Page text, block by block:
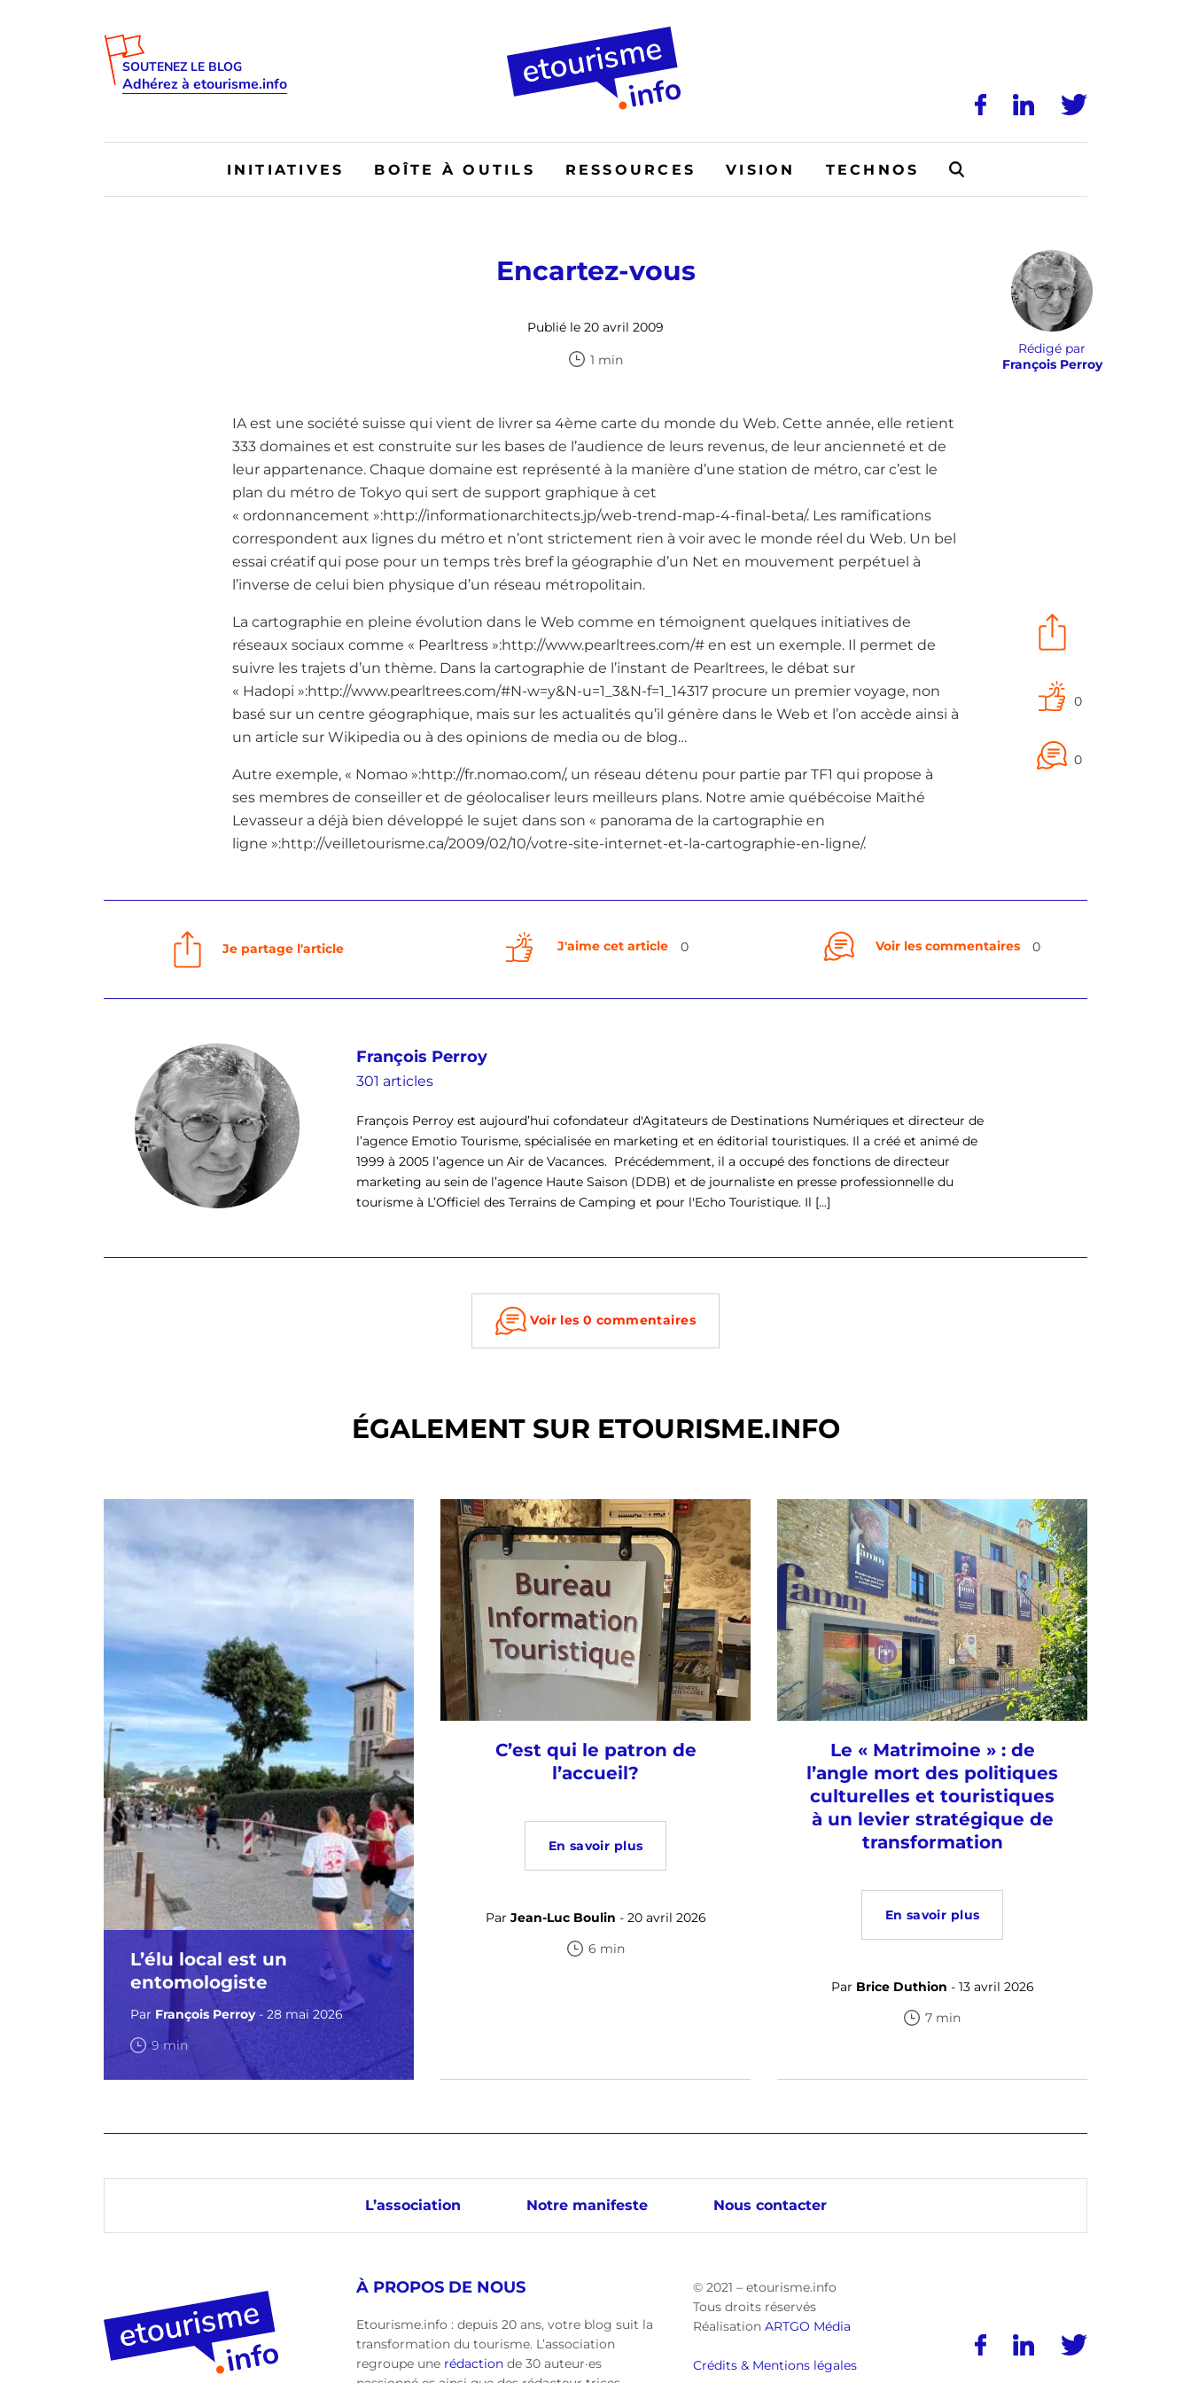
SOUTENEZ LE BLOG
Adhérez à etourisme.info
INITIATIVES BOÎTE À OUTILS RESSOURCES VISION TECHNOS
Encartez-vous
Publié le 20 avril 2009
1 min
Rédigé par
François Perroy
0
0
IA est une société suisse qui vient de livrer sa 4ème carte du monde du Web. Cette année, elle retient
333 domaines et est construite sur les bases de l’audience de leurs revenus, de leur ancienneté et de
leur appartenance. Chaque domaine est représenté à la manière d’une station de métro, car c’est le
plan du métro de Tokyo qui sert de support graphique à cet
« ordonnancement »:http://informationarchitects.jp/web-trend-map-4-final-beta/. Les ramifications
correspondent aux lignes du métro et n’ont strictement rien à voir avec le monde réel du Web. Un bel
essai créatif qui pose pour un temps très bref la géographie d’un Net en mouvement perpétuel à
l’inverse de celui bien physique d’un réseau métropolitain.
La cartographie en pleine évolution dans le Web comme en témoignent quelques initiatives de
réseaux sociaux comme « Pearltress »:http://www.pearltrees.com/# en est un exemple. Il permet de
suivre les trajets d’un thème. Dans la cartographie de l’instant de Pearltrees, le débat sur
« Hadopi »:http://www.pearltrees.com/#N-w=y&N-u=1_3&N-f=1_14317 procure un premier voyage, non
basé sur un centre géographique, mais sur les actualités qu’il génère dans le Web et l’on accède ainsi à
un article sur Wikipedia ou à des opinions de media ou de blog…
Autre exemple, « Nomao »:http://fr.nomao.com/, un réseau détenu pour partie par TF1 qui propose à
ses membres de conseiller et de géolocaliser leurs meilleurs plans. Notre amie québécoise Maïthé
Levasseur a déjà bien développé le sujet dans son « panorama de la cartographie en
ligne »:http://veilletourisme.ca/2009/02/10/votre-site-internet-et-la-cartographie-en-ligne/.
Je partage l'article J'aime cet article 0 Voir les commentaires 0
François Perroy
301 articles
François Perroy est aujourd’hui cofondateur d'Agitateurs de Destinations Numériques et directeur de
l’agence Emotio Tourisme, spécialisée en marketing et en éditorial touristiques. Il a créé et animé de
1999 à 2005 l’agence un Air de Vacances. Précédemment, il a occupé des fonctions de directeur
marketing au sein de l’agence Haute Saison (DDB) et de journaliste en presse professionnelle du
tourisme à L’Officiel des Terrains de Camping et pour l'Echo Touristique. Il [...]
Voir les 0 commentaires
ÉGALEMENT SUR ETOURISME.INFO
L’élu local est un
entomologiste
Par François Perroy- 28 mai 2026
9 min
C’est qui le patron de
l’accueil?
En savoir plus
Par Jean-Luc Boulin - 20 avril 2026
6 min
Le « Matrimoine » : de
l’angle mort des politiques
culturelles et touristiques
à un levier stratégique de
transformation
En savoir plus
Par Brice Duthion - 13 avril 2026
7 min
L’association Notre manifeste Nous contacter
À PROPOS DE NOUS
Etourisme.info : depuis 20 ans, votre blog suit la
transformation du tourisme. L’association
regroupe une rédaction de 30 auteur·es
© 2021 – etourisme.info
Tous droits réservés
Réalisation ARTGO Média
Crédits & Mentions légales